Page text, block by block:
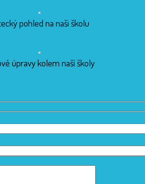
pohled na naši školu
úpravy kolem naší školy